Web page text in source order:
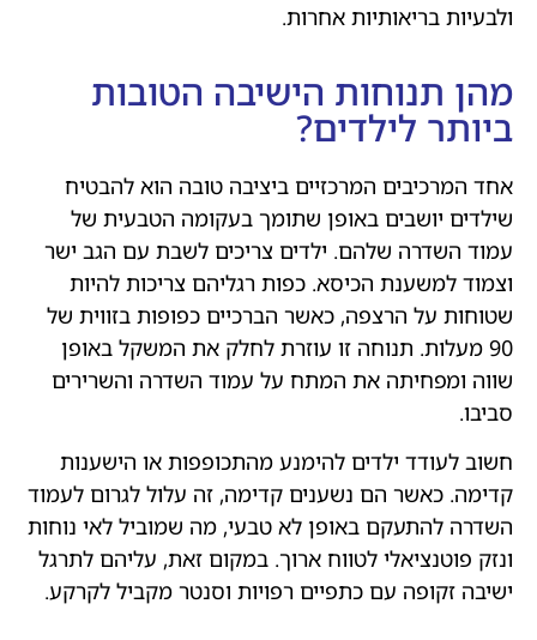
ולבעיות בריאותיות אחרות.
מהן תנוחות הישיבה הטובות
ביותר לילדים?
אחד המרכיבים המרכזיים ביציבה טובה הוא להבטיח
שילדים יושבים באופן שתומך בעקומה הטבעית של
עמוד השדרה שלהם. ילדים צריכים לשבת עם הגב ישר
וצמוד למשענת הכיסא. כפות רגליהם צריכות להיות
שטוחות על הרצפה, כאשר הברכיים כפופות בזווית של
90 מעלות. תנוחה זו עוזרת לחלק את המשקל באופן
שווה ומפחיתה את המתח על עמוד השדרה והשרירים
סביבו.
חשוב לעודד ילדים להימנע מהתכופפות או הישענות
קדימה. כאשר הם נשענים קדימה, זה עלול לגרום לעמוד
השדרה להתעקם באופן לא טבעי, מה שמוביל לאי נוחות
ונזק פוטנציאלי לטווח ארוך. במקום זאת, עליהם לתרגל
ישיבה זקופה עם כתפיים רפויות וסנטר מקביל לקרקע.